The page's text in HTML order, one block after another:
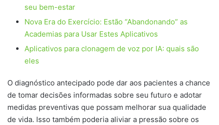
seu bem-estar
Nova Era do Exercício: Estão “Abandonando” as
Academias para Usar Estes Aplicativos
Aplicativos para clonagem de voz por IA: quais são
eles
O diagnóstico antecipado pode dar aos pacientes a chance
de tomar decisões informadas sobre seu futuro e adotar
medidas preventivas que possam melhorar sua qualidade
de vida. Isso também poderia aliviar a pressão sobre os